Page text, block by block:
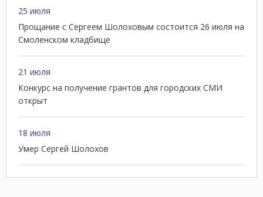
25 июля
Прощание с Сергеем Шолоховым состоится 26 июля на
Смоленском кладбище
21 июля
Конкурс на получение грантов для городских СМИ
открыт
18 июля
Умер Сергей Шолохов